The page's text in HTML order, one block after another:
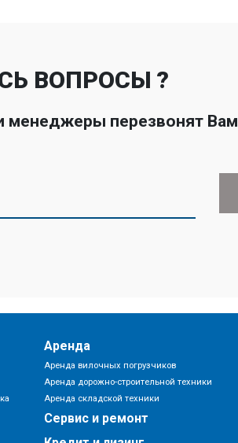
ВОПРОСЫ ?
менеджеры перезвонят
Аренда
Аренда вилочных погрузчиков
Аренда дорожно-строительной техники
Аренда складской техники
Сервис и ремонт